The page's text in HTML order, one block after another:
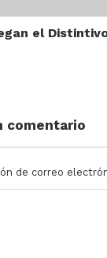
el
comentario
de correo